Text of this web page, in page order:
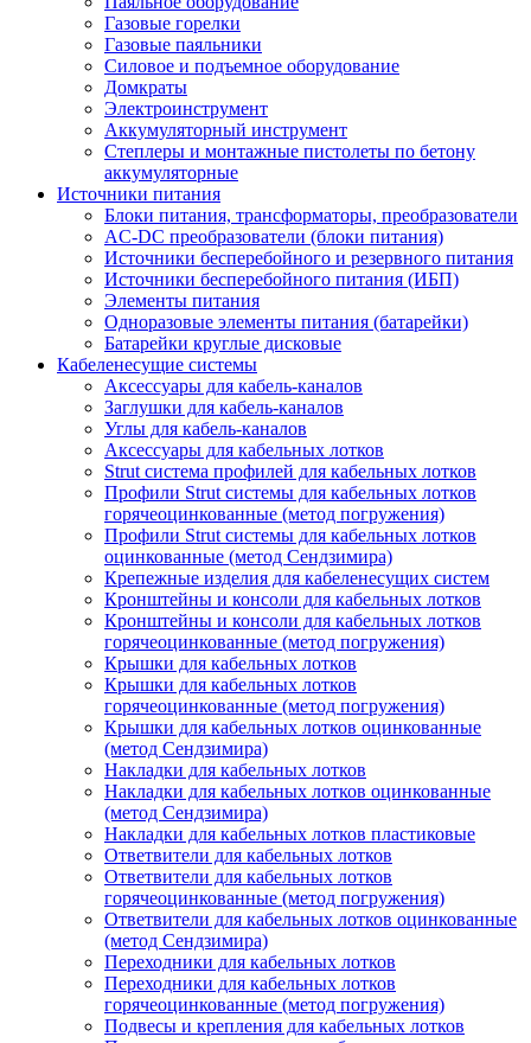
Газовые горелки
Газовые паяльники
Силовое и подъемное оборудование
Домкраты
Электроинструмент
Аккумуляторный инструмент
Степлеры и монтажные пистолеты по бетону
аккумуляторные
Источники питания
Блоки питания, трансформаторы, преобразователи
AC-DC преобразователи (блоки питания)
Источники бесперебойного и резервного питания
Источники бесперебойного питания (ИБП)
Элементы питания
Одноразовые элементы питания (батарейки)
Батарейки круглые дисковые
Кабеленесущие системы
Аксессуары для кабель-каналов
Заглушки для кабель-каналов
Углы для кабель-каналов
Аксессуары для кабельных лотков
Strut система профилей для кабельных лотков
Профили Strut системы для кабельных лотков
горячеоцинкованные (метод погружения)
Профили Strut системы для кабельных лотков
оцинкованные (метод Сендзимира)
Крепежные изделия для кабеленесущих систем
Кронштейны и консоли для кабельных лотков
Кронштейны и консоли для кабельных лотков
горячеоцинкованные (метод погружения)
Крышки для кабельных лотков
Крышки для кабельных лотков
горячеоцинкованные (метод погружения)
Крышки для кабельных лотков оцинкованные
(метод Сендзимира)
Накладки для кабельных лотков
Накладки для кабельных лотков оцинкованные
(метод Сендзимира)
Накладки для кабельных лотков пластиковые
Ответвители для кабельных лотков
Ответвители для кабельных лотков
горячеоцинкованные (метод погружения)
Ответвители для кабельных лотков оцинкованные
(метод Сендзимира)
Переходники для кабельных лотков
Переходники для кабельных лотков
горячеоцинкованные (метод погружения)
Подвесы и крепления для кабельных лотков